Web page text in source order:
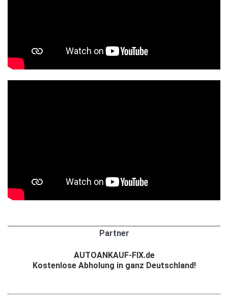
Partner
AUTOANKAUF-FIX.de
Kostenlose Abholung in ganz Deutschland!